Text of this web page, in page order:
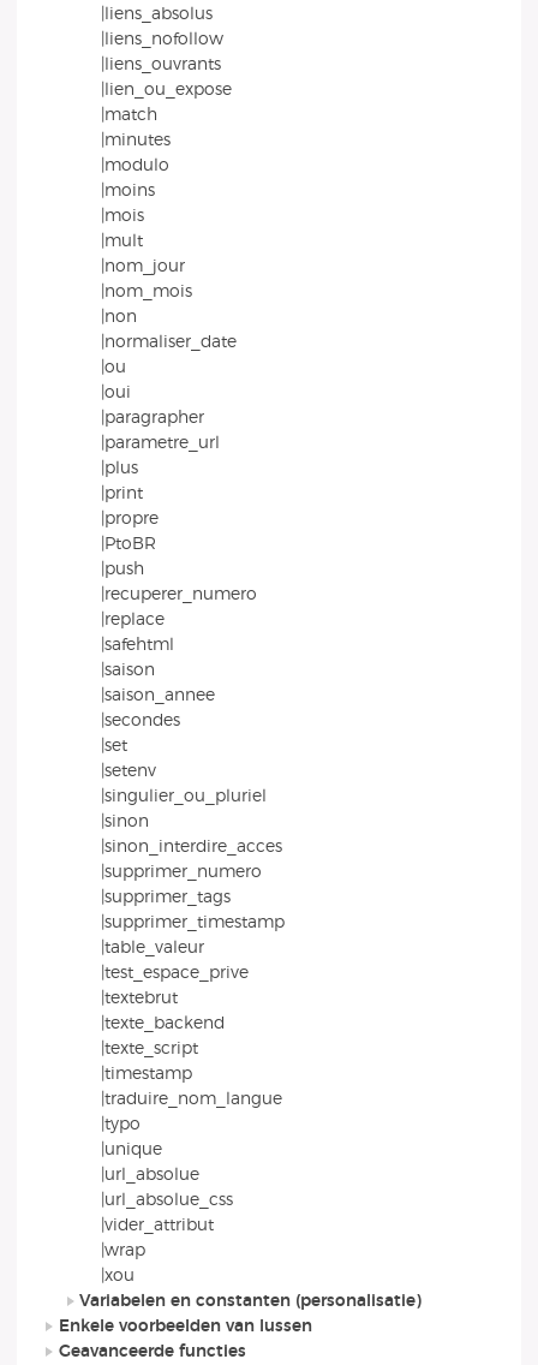
|liens_absolus
|liens_nofollow
|liens_ouvrants
|lien_ou_expose
|match
|minutes
|modulo
|moins
|mois
|mult
|nom_jour
|nom_mois
|non
|normaliser_date
|ou
|oui
|paragrapher
|parametre_url
|plus
|print
|propre
|PtoBR
|push
|recuperer_numero
|replace
|safehtml
|saison
|saison_annee
|secondes
|set
|setenv
|singulier_ou_pluriel
|sinon
|sinon_interdire_acces
|supprimer_numero
|supprimer_tags
|supprimer_timestamp
|table_valeur
|test_espace_prive
|textebrut
|texte_backend
|texte_script
|timestamp
|traduire_nom_langue
|typo
|unique
|url_absolue
|url_absolue_css
|vider_attribut
|wrap
|xou
Variabelen en constanten (personalisatie)
Enkele voorbeelden van lussen
Geavanceerde functies